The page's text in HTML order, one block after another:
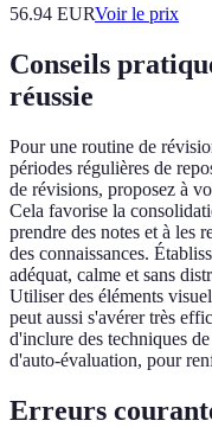
56.94 EURVoir le prix
Conseils
réussie
Pour une routine de
périodes régulières de
de révisions, proposez à
Cela favorise la
prendre des notes et à les
des connaissances.
adéquat, calme et sans
Utiliser des éléments
peut aussi s'avérer très
d'inclure des techniques
d'auto-évaluation, pour
Erreurs